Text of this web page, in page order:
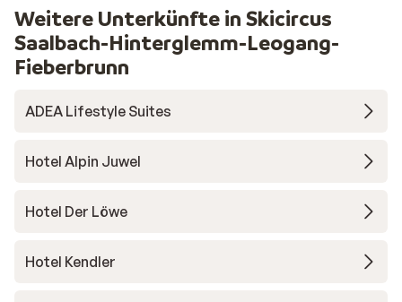
Weitere Unterkünfte in Skicircus
Saalbach-Hinterglemm-Leogang-
Fieberbrunn
ADEA Lifestyle Suites
Hotel Alpin Juwel
Hotel Der Löwe
Hotel Kendler